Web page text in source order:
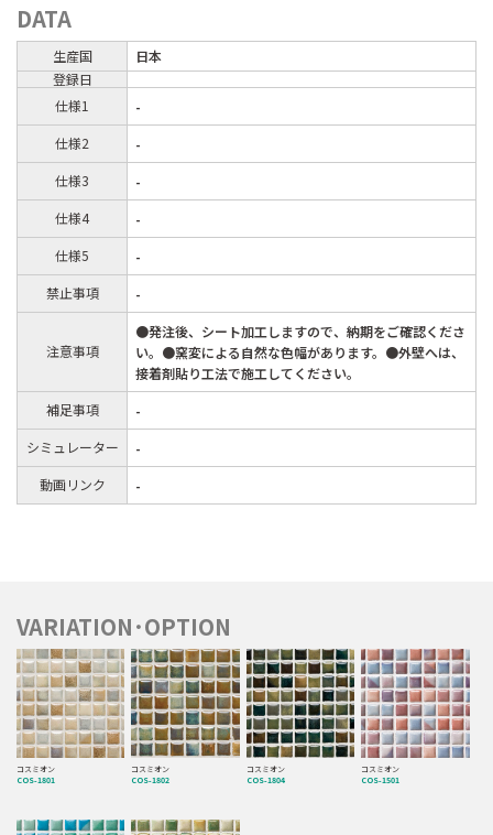
DATA
生産国
日本
登録日
仕様1
-
仕様2
-
仕様3
-
仕様4
-
仕様5
-
禁止事項
-
注意事項
●発注後、シート加工しますので、納期をご確認くださ
い。●窯変による自然な色幅があります。●外壁へは、
接着剤貼り工法で施工してください。
補足事項
-
シミュレーター
-
動画リンク
-
VARIATION･OPTION
コスミオン
COS-1801
コスミオン
COS-1802
コスミオン
COS-1804
コスミオン
COS-1501